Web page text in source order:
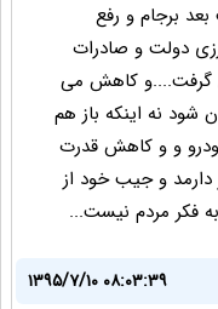
برجام و رفع
دولت و صادرات
گرفت....و کاهش می
شود نه اینکه باز هم
و و کاهش قدرت
دارمد و جیب خود از
فکر مردم نیست...
۱۳۹۵/۷/۱۰ ۰۸:۰۳:۳۹